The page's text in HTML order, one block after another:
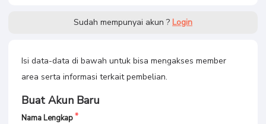
Sudah mempunyai akun ? Login
Isi data-data di bawah untuk bisa mengakses member
area serta informasi terkait pembelian.
Buat Akun Baru
Nama Lengkap